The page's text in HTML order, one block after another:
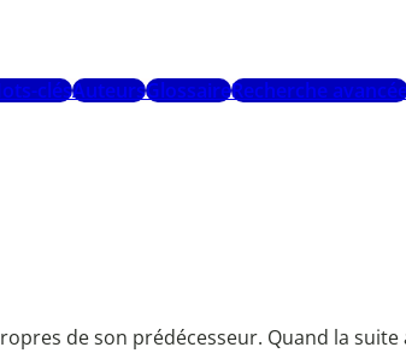
clésAuteursGlossaireRecherche
de son prédécesseur. Quand la